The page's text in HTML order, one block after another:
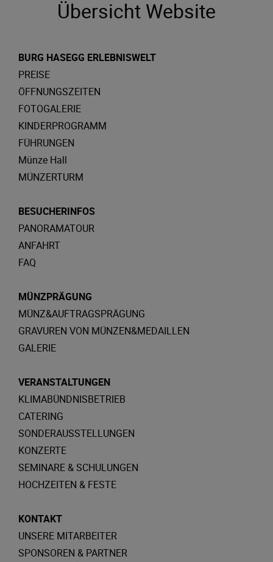
Übersicht Website
BURG HASEGG ERLEBNISWELT
PREISE
ÖFFNUNGSZEITEN
FOTOGALERIE
KINDERPROGRAMM
FÜHRUNGEN
Münze Hall
MÜNZERTURM
BESUCHERINFOS
PANORAMATOUR
ANFAHRT
FAQ
MÜNZPRÄGUNG
MÜNZ&AUFTRAGSPRÄGUNG
GRAVUREN VON MÜNZEN&MEDAILLEN
GALERIE
VERANSTALTUNGEN
KLIMABÜNDNISBETRIEB
CATERING
SONDERAUSSTELLUNGEN
KONZERTE
SEMINARE & SCHULUNGEN
HOCHZEITEN & FESTE
KONTAKT
UNSERE MITARBEITER
SPONSOREN & PARTNER